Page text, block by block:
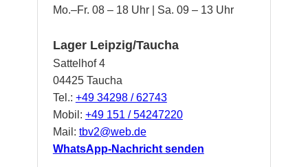
Mo.–Fr. 08 – 18 Uhr | Sa. 09 – 13 Uhr
Lager Leipzig/Taucha
Sattelhof 4
04425 Taucha
Tel.: +49 34298 / 62743
Mobil: +49 151 / 54247220
Mail: tbv2@web.de
WhatsApp-Nachricht senden